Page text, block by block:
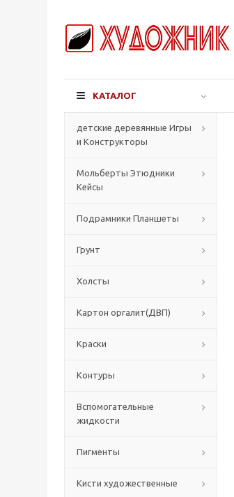
КАТАЛОГ
детские деревянные Игры
и Конструкторы
Мольберты Этюдники
Кейсы
Подрамники Планшеты
Грунт
Холсты
Картон оргалит(ДВП)
Краски
Контуры
Вспомогательные
жидкости
Пигменты
Кисти художественные